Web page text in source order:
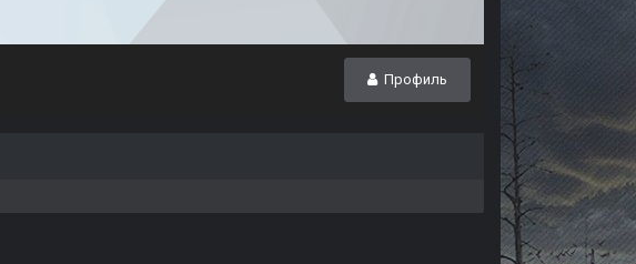
Профиль